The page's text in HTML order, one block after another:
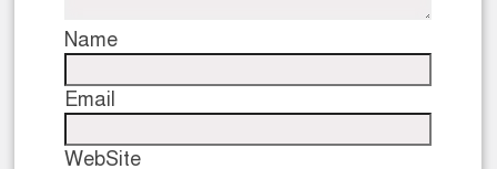
Name
Email
WebSite